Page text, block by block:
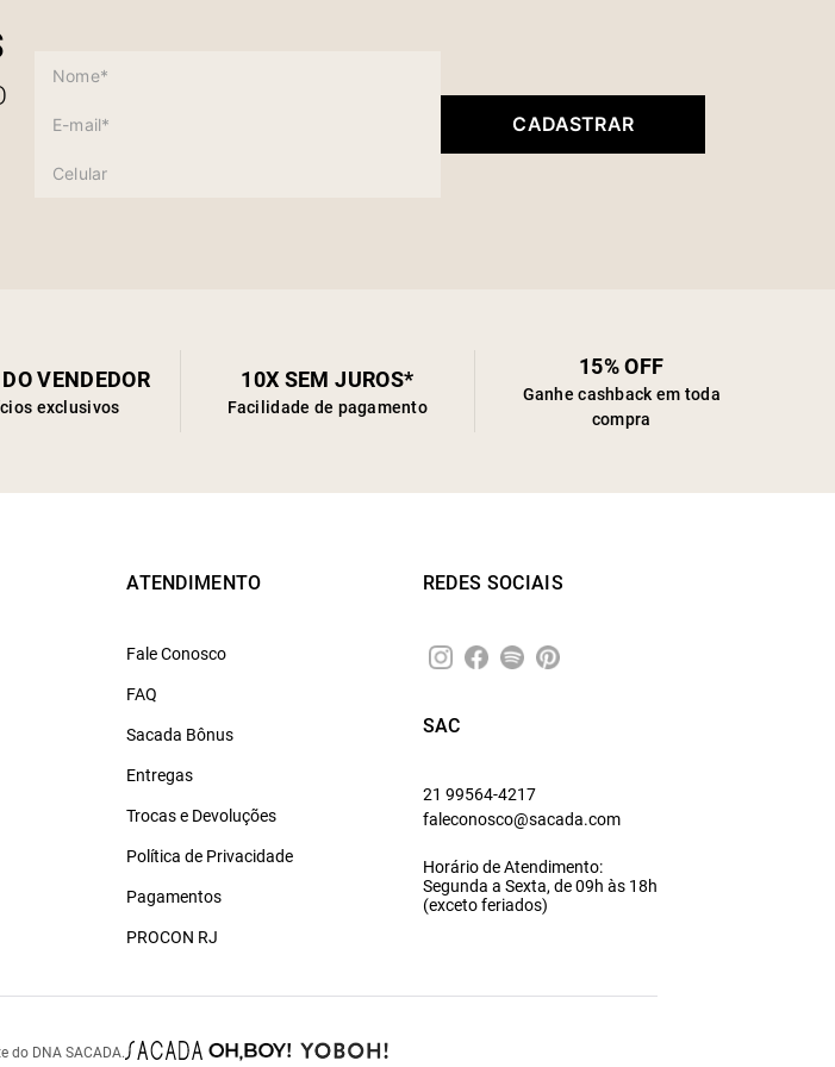
CADASTRAR
VENDEDOR
exclusivos
10X SEM JUROS*
Facilidade de pagamento
15% OFF
Ganhe cashback em toda
compra
ATENDIMENTO
Fale Conosco
FAQ
Sacada Bônus
Entregas
Trocas e Devoluções
Política de Privacidade
Pagamentos
PROCON RJ
REDES SOCIAIS
SAC
21 99564-4217
faleconosco@sacada.com
Horário de Atendimento:
Segunda a Sexta, de 09h às 18h
(exceto feriados)
do DNA SACADA.